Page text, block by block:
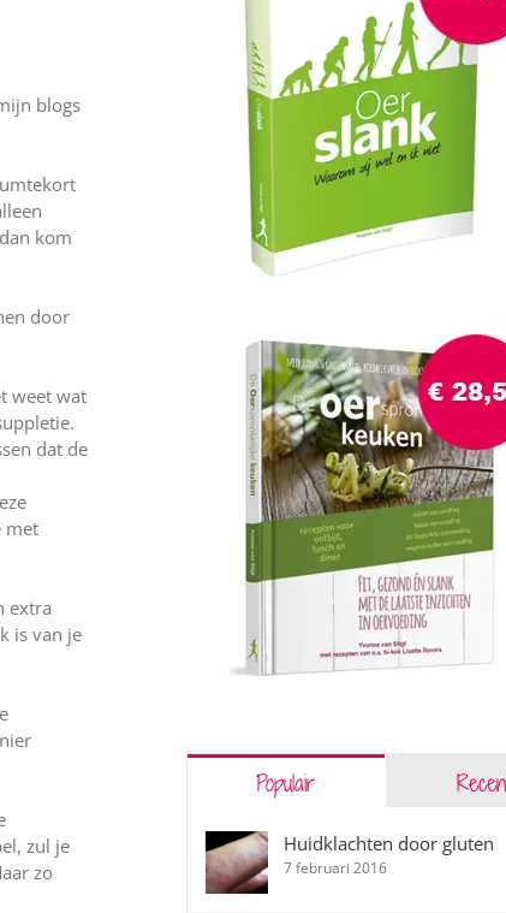
blogs
kom
door
weet wat
dat de
met
extra
is van je
zul je
zo
Populair
Huidklachten door gluten
7 februari 2016